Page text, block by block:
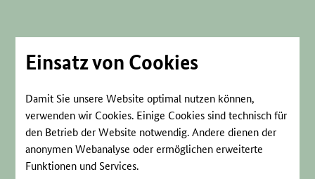
Einsatz von Cookies
Damit Sie unsere Website optimal nutzen können,
verwenden wir Cookies. Einige Cookies sind technisch für
den Betrieb der Website notwendig. Andere dienen der
anonymen Webanalyse oder ermöglichen erweiterte
Funktionen und Services.